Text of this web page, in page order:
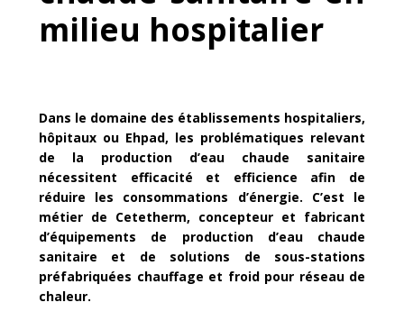
milieu hospitalier
Dans le domaine des établissements hospitaliers,
hôpitaux ou Ehpad, les problématiques relevant
de la production d’eau chaude sanitaire
nécessitent efficacité et efficience afin de
réduire les consommations d’énergie. C’est le
métier de Cetetherm, concepteur et fabricant
d’équipements de production d’eau chaude
sanitaire et de solutions de sous-stations
préfabriquées chauffage et froid pour réseau de
chaleur.